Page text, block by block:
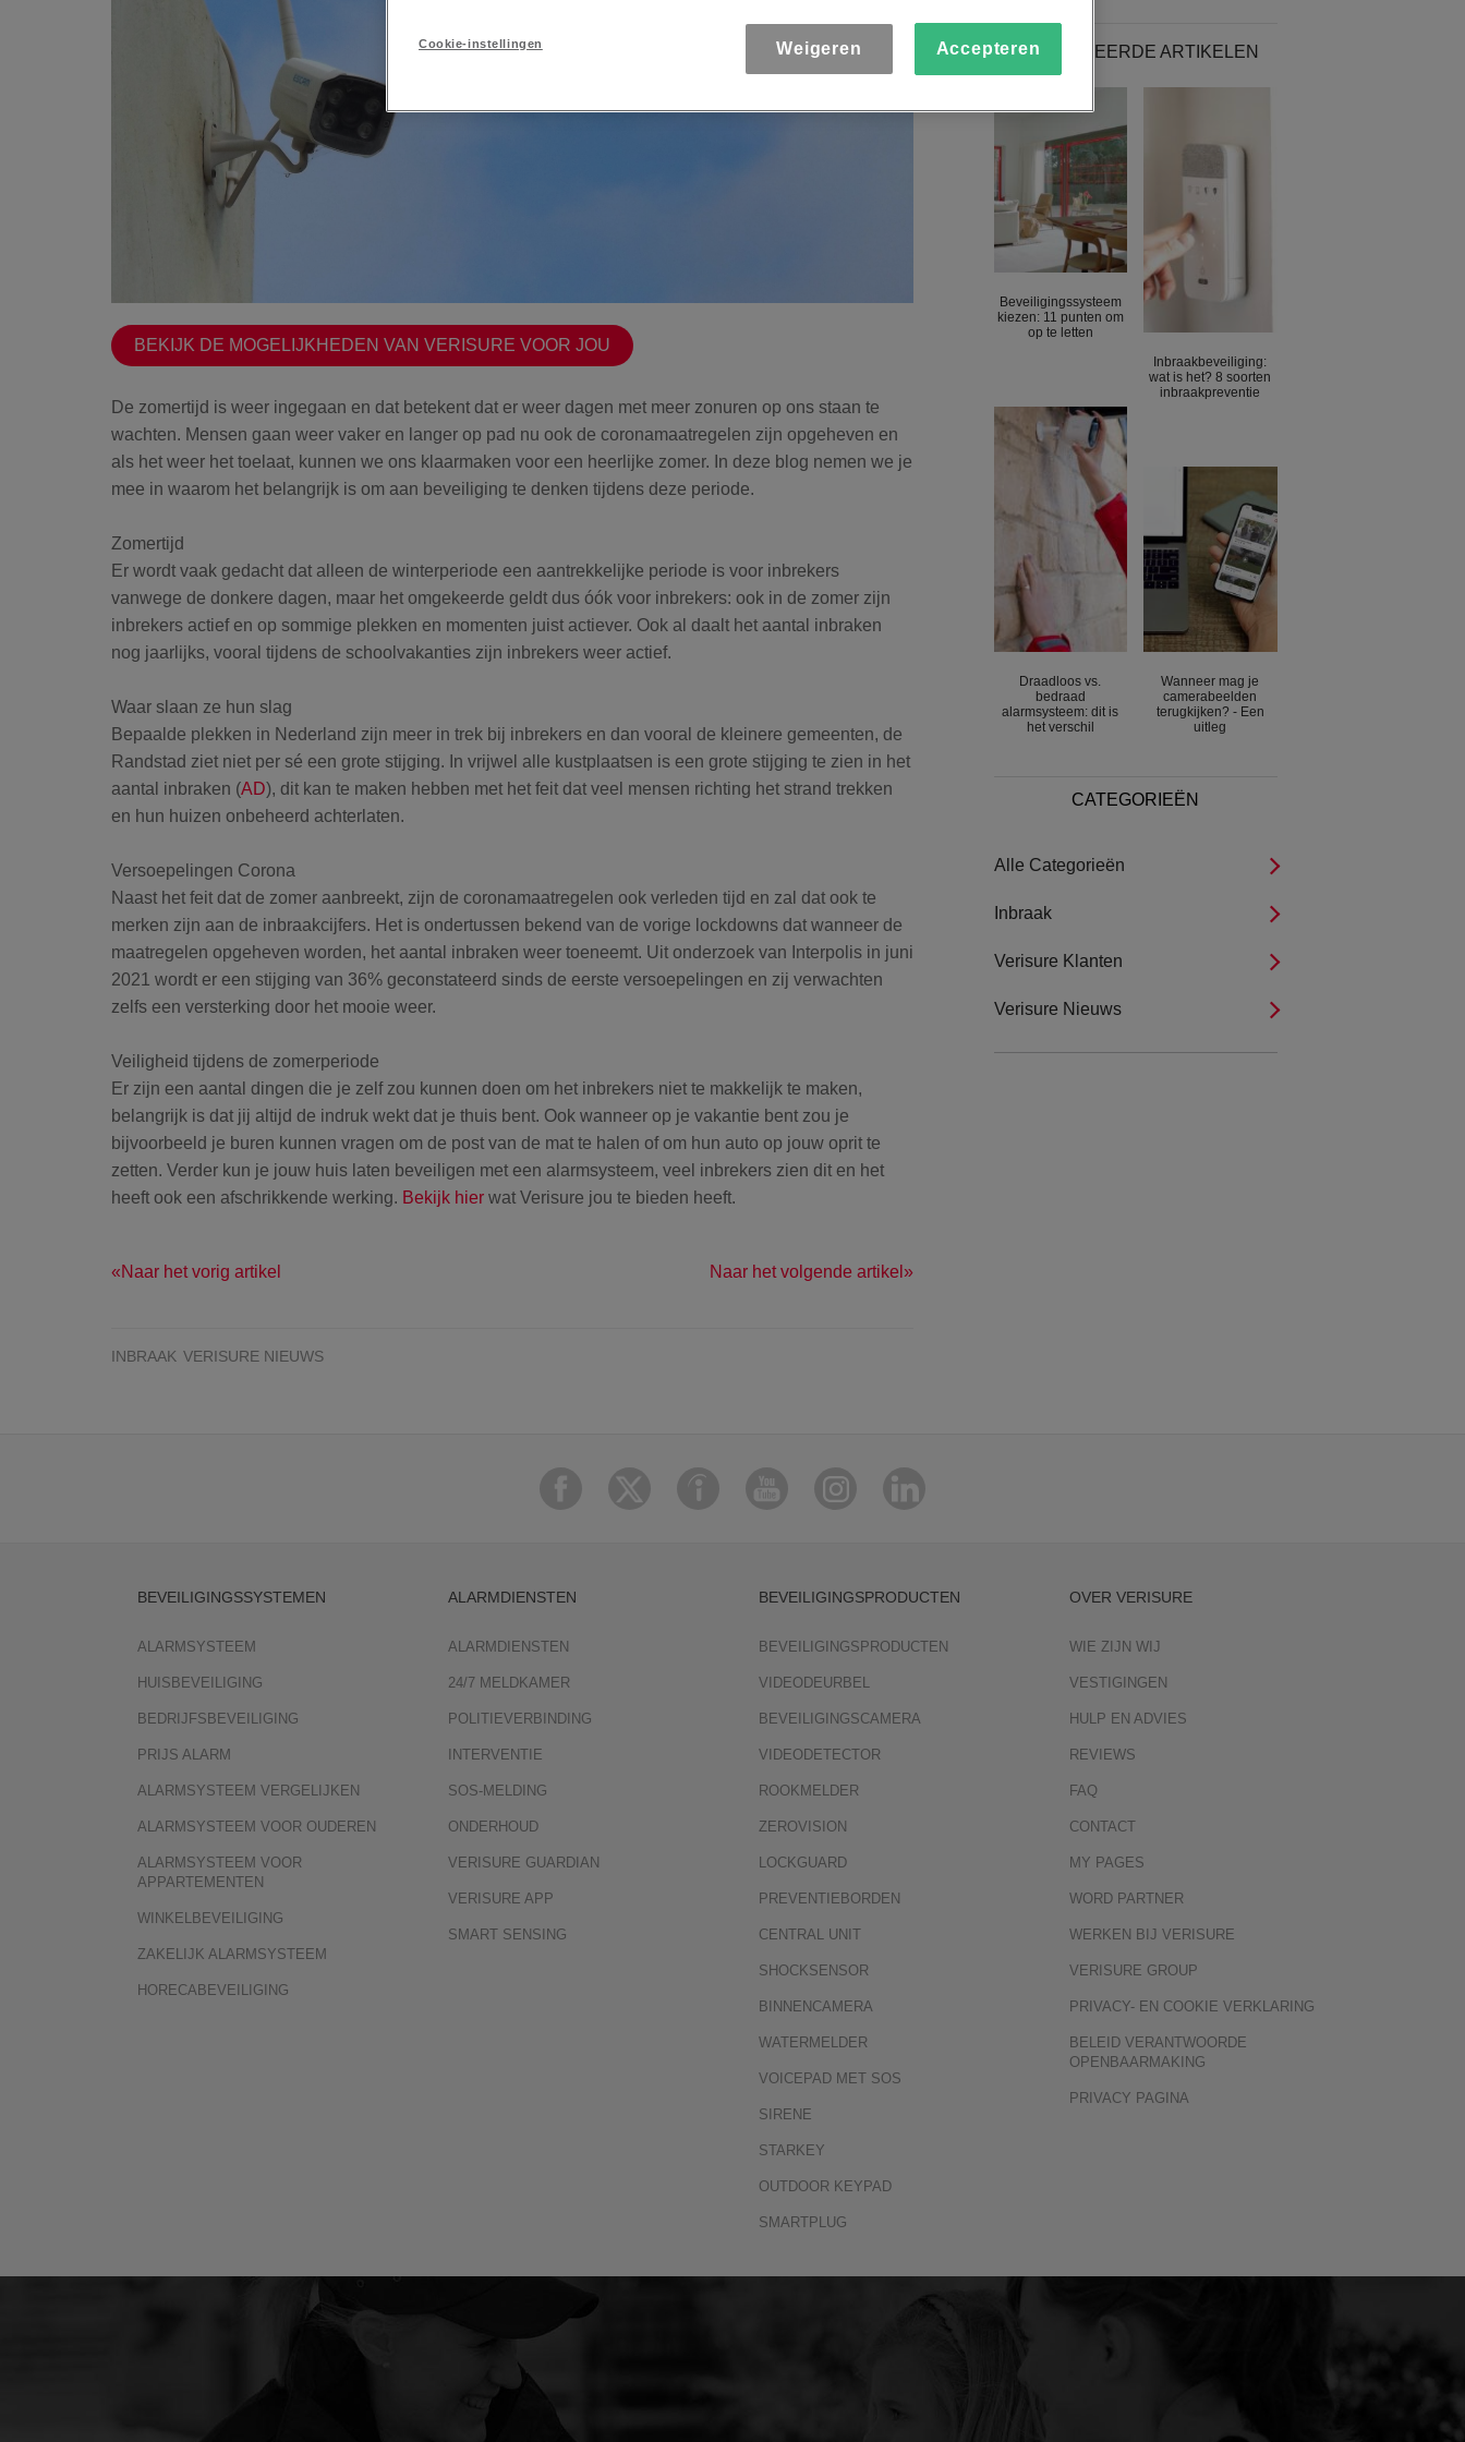
BEKIJK DE MOGELIJKHEDEN VAN VERISURE VOOR JOU
De zomertijd is weer ingegaan en dat betekent dat er weer dagen met meer zonuren op ons staan te
wachten. Mensen gaan weer vaker en langer op pad nu ook de coronamaatregelen zijn opgeheven en
als het weer het toelaat, kunnen we ons klaarmaken voor een heerlijke zomer. In deze blog nemen we je
mee in waarom het belangrijk is om aan beveiliging te denken tijdens deze periode.
Zomertijd
Er wordt vaak gedacht dat alleen de winterperiode een aantrekkelijke periode is voor inbrekers
vanwege de donkere dagen, maar het omgekeerde geldt dus óók voor inbrekers: ook in de zomer zijn
inbrekers actief en op sommige plekken en momenten juist actiever. Ook al daalt het aantal inbraken
nog jaarlijks, vooral tijdens de schoolvakanties zijn inbrekers weer actief.
Waar slaan ze hun slag
Bepaalde plekken in Nederland zijn meer in trek bij inbrekers en dan vooral de kleinere gemeenten, de
Randstad ziet niet per sé een grote stijging. In vrijwel alle kustplaatsen is een grote stijging te zien in het
aantal inbraken (AD), dit kan te maken hebben met het feit dat veel mensen richting het strand trekken
en hun huizen onbeheerd achterlaten.
Versoepelingen Corona
Naast het feit dat de zomer aanbreekt, zijn de coronamaatregelen ook verleden tijd en zal dat ook te
merken zijn aan de inbraakcijfers. Het is ondertussen bekend van de vorige lockdowns dat wanneer de
maatregelen opgeheven worden, het aantal inbraken weer toeneemt. Uit onderzoek van Interpolis in juni
2021 wordt er een stijging van 36% geconstateerd sinds de eerste versoepelingen en zij verwachten
zelfs een versterking door het mooie weer.
Veiligheid tijdens de zomerperiode
Er zijn een aantal dingen die je zelf zou kunnen doen om het inbrekers niet te makkelijk te maken,
belangrijk is dat jij altijd de indruk wekt dat je thuis bent. Ook wanneer op je vakantie bent zou je
bijvoorbeeld je buren kunnen vragen om de post van de mat te halen of om hun auto op jouw oprit te
zetten. Verder kun je jouw huis laten beveiligen met een alarmsysteem, veel inbrekers zien dit en het
heeft ook een afschrikkende werking. Bekijk hier wat Verisure jou te bieden heeft.
Naar het vorig artikel Naar het volgende artikel
INBRAAK VERISURE NIEUWS
GERELATEERDE ARTIKELEN
Beveiligingssysteem
kiezen: 11 punten om
op te letten
Inbraakbeveiliging:
wat is het? 8 soorten
inbraakpreventie
Draadloos vs.
bedraad
alarmsysteem: dit is
het verschil
Wanneer mag je
camerabeelden
terugkijken? - Een
uitleg
CATEGORIEËN
Alle Categorieën
Inbraak
Verisure Klanten
Verisure Nieuws
BEVEILIGINGSSYSTEMEN
ALARMSYSTEEM
HUISBEVEILIGING
BEDRIJFSBEVEILIGING
PRIJS ALARM
ALARMSYSTEEM VERGELIJKEN
ALARMSYSTEEM VOOR OUDEREN
ALARMSYSTEEM VOOR
APPARTEMENTEN
WINKELBEVEILIGING
ZAKELIJK ALARMSYSTEEM
HORECABEVEILIGING
ALARMDIENSTEN
ALARMDIENSTEN
24/7 MELDKAMER
POLITIEVERBINDING
INTERVENTIE
SOS-MELDING
ONDERHOUD
VERISURE GUARDIAN
VERISURE APP
SMART SENSING
BEVEILIGINGSPRODUCTEN
BEVEILIGINGSPRODUCTEN
VIDEODEURBEL
BEVEILIGINGSCAMERA
VIDEODETECTOR
ROOKMELDER
ZEROVISION
LOCKGUARD
PREVENTIEBORDEN
CENTRAL UNIT
SHOCKSENSOR
BINNENCAMERA
WATERMELDER
VOICEPAD MET SOS
SIRENE
STARKEY
OUTDOOR KEYPAD
SMARTPLUG
OVER VERISURE
WIE ZIJN WIJ
VESTIGINGEN
HULP EN ADVIES
REVIEWS
FAQ
CONTACT
MY PAGES
WORD PARTNER
WERKEN BIJ VERISURE
VERISURE GROUP
PRIVACY- EN COOKIE VERKLARING
BELEID VERANTWOORDE
OPENBAARMAKING
PRIVACY PAGINA
Cookie-instellingen Weigeren Accepteren